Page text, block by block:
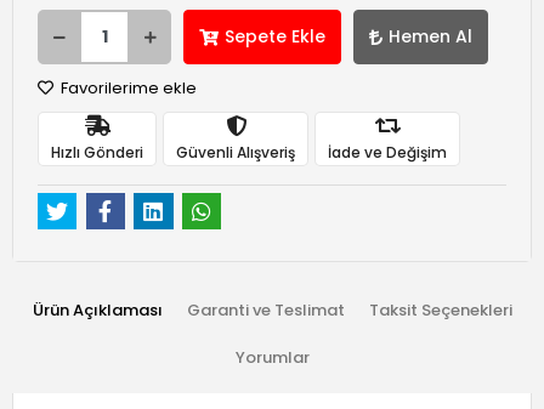
Sepete Ekle Hemen Al
Favorilerime ekle
Hızlı Gönderi Güvenli Alışveriş İade ve Değişim
Ürün Açıklaması Garanti ve Teslimat Taksit Seçenekleri
Yorumlar